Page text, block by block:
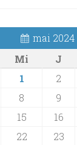
mai 2024
Mi J
1
2
8 9
15 16
22 23